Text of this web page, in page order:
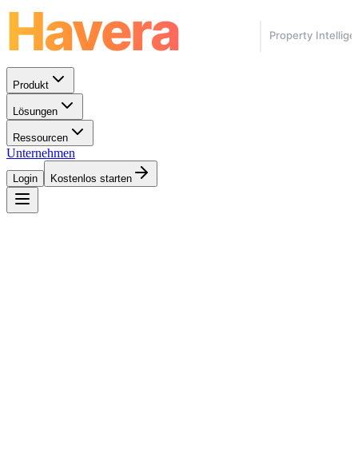
Produkt
Lösungen
Ressourcen
Unternehmen
Login Kostenlos starten